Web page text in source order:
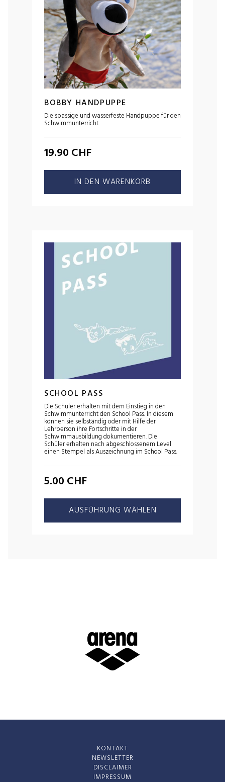
BOBBY HANDPUPPE
Die spassige und wasserfeste Handpuppe für den
Schwimmunterricht.
19.90 CHF
IN DEN WARENKORB
SCHOOL PASS
Die Schüler erhalten mit dem Einstieg in den
Schwimmunterricht den School Pass. In diesem
können sie selbständig oder mit Hilfe der
Lehrperson ihre Fortschritte in der
Schwimmausbildung dokumentieren. Die
Schüler erhalten nach abgeschlossenem Level
einen Stempel als Auszeichnung im School Pass.
5.00 CHF
AUSFÜHRUNG WÄHLEN
KONTAKT
NEWSLETTER
DISCLAIMER
IMPRESSUM